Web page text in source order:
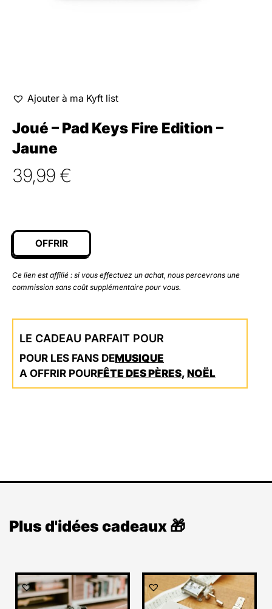
Ajouter à ma Kyft list
Joué – Pad Keys Fire Edition –
Jaune
39,99 €
OFFRIR
Ce lien est affilié : si vous effectuez un achat, nous percevrons une
commission sans coût supplémentaire pour vous.
LE CADEAU PARFAIT POUR
POUR LES FANS DEMUSIQUE
A OFFRIR POURFÊTE DES PÈRES, NOËL
Plus d'idées cadeaux 🎁